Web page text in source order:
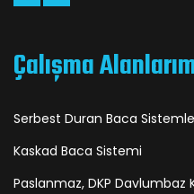
Çalışma
Serbest Duran Baca
Kaskad Baca Sistemi
Paslanmaz, DKP Davlumbaz